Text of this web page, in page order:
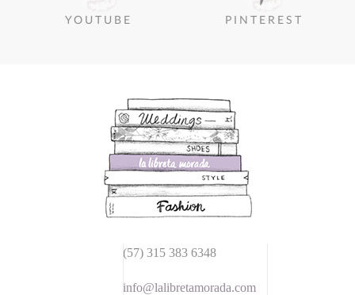
YOUTUBE PINTEREST
(57) 315 383 6348
info@lalibretamorada.com